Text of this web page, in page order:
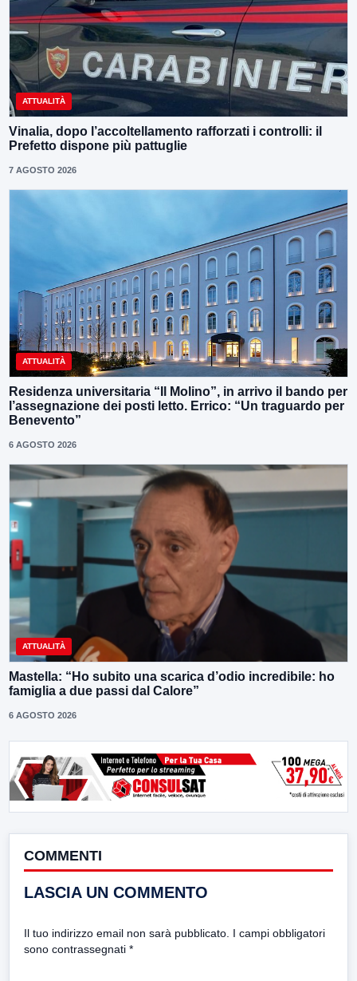
ATTUALITÀ
Vinalia, dopo l’accoltellamento rafforzati i controlli: il
Prefetto dispone più pattuglie
7 AGOSTO 2026
ATTUALITÀ
Residenza universitaria “Il Molino”, in arrivo il bando per
l’assegnazione dei posti letto. Errico: “Un traguardo per
Benevento”
6 AGOSTO 2026
ATTUALITÀ
Mastella: “Ho subito una scarica d’odio incredibile: ho
famiglia a due passi dal Calore”
6 AGOSTO 2026
COMMENTI
LASCIA UN COMMENTO
Il tuo indirizzo email non sarà pubblicato. I campi obbligatori
sono contrassegnati *